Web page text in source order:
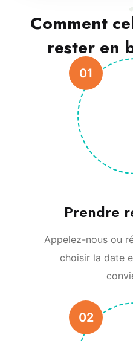
Comment
rester en
01
Prendre
Appelez-nous ou
choisir la date
02